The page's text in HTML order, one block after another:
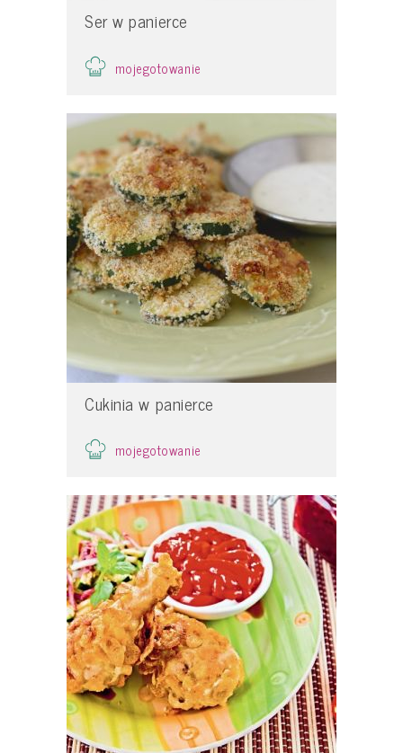
Ser w panierce
mojegotowanie
Cukinia w panierce
mojegotowanie